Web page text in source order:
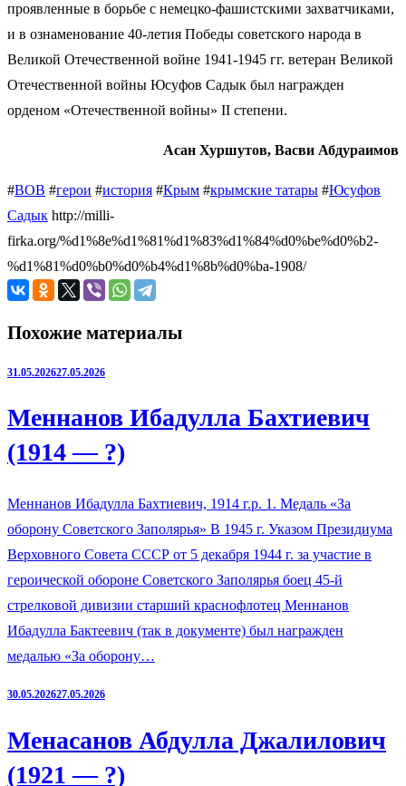
проявленные в борьбе с немецко-фашистскими захватчиками,
и в ознаменование 40-летия Победы советского народа в
Великой Отечественной войне 1941-1945 гг. ветеран Великой
Отечественной войны Юсуфов Садык был награжден
орденом «Отечественной войны» II степени.
Асан Хуршутов, Васви Абдураимов
#ВОВ #герои #история #Крым #крымские татары #Юсуфов
Садык http://milli-
firka.org/%d1%8e%d1%81%d1%83%d1%84%d0%be%d0%b2-
%d1%81%d0%b0%d0%b4%d1%8b%d0%ba-1908/
Похожие материалы
31.05.202627.05.2026
Меннанов Ибадулла Бахтиевич
(1914 — ?)
Меннанов Ибадулла Бахтиевич, 1914 г.р. 1. Медаль «За
оборону Советского Заполярья» В 1945 г. Указом Президиума
Верховного Совета СССР от 5 декабря 1944 г. за участие в
героической обороне Советского Заполярья боец 45-й
стрелковой дивизии старший краснофлотец Меннанов
Ибадулла Бактеевич (так в документе) был награжден
медалью «За оборону…
30.05.202627.05.2026
Менасанов Абдулла Джалилович
(1921 — ?)